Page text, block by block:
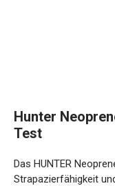
Hunter
Test
Das HUNTER
Strapazierfähigkeit